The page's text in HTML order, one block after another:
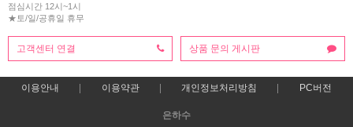
점심시간 12시~1시
★토/일/공휴일 휴무
고객센터 연결 상품 문의 게시판
이용안내 이용약관 개인정보처리방침 PC버전
은하수